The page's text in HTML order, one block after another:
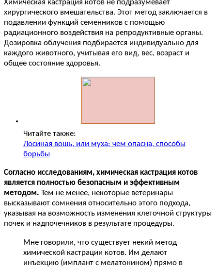
Химическая кастрация котов не подразумевает
хирургического вмешательства. Этот метод заключается в
подавлении функций семенников с помощью
радиационного воздействия на репродуктивные органы.
Дозировка облучения подбирается индивидуально для
каждого животного, учитывая его вид, вес, возраст и
общее состояние здоровья.
Читайте также:
Лосиная вошь, или муха: чем опасна, способы
борьбы
Согласно исследованиям, химическая кастрация котов
является полностью безопасным и эффективным
методом. Тем не менее, некоторые ветеринары
высказывают сомнения относительно этого подхода,
указывая на возможность изменения клеточной структуры
почек и надпочечников в результате процедуры.
Мне говорили, что существует некий метод
химической кастрации котов. Им делают
инъекцию (имплант с мелатонином) прямо в